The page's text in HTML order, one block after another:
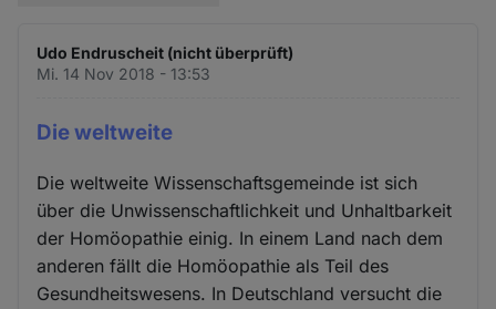
Udo Endruscheit (nicht überprüft)
Mi. 14 Nov 2018 - 13:53
Die weltweite
Die weltweite Wissenschaftsgemeinde ist sich
über die Unwissenschaftlichkeit und Unhaltbarkeit
der Homöopathie einig. In einem Land nach dem
anderen fällt die Homöopathie als Teil des
Gesundheitswesens. In Deutschland versucht die